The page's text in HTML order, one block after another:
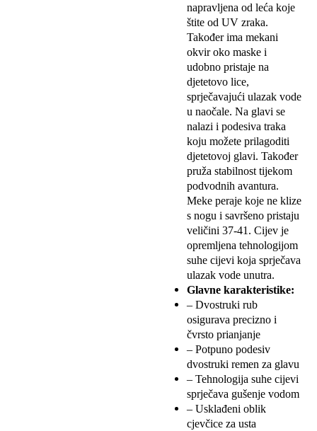
napravljena od leća koje
štite od UV zraka.
Također ima mekani
okvir oko maske i
udobno pristaje na
djetetovo lice,
sprječavajući ulazak vode
u naočale. Na glavi se
nalazi i podesiva traka
koju možete prilagoditi
djetetovoj glavi. Također
pruža stabilnost tijekom
podvodnih avantura.
Meke peraje koje ne klize
s nogu i savršeno pristaju
veličini 37-41. Cijev je
opremljena tehnologijom
suhe cijevi koja sprječava
ulazak vode unutra.
Glavne karakteristike:
– Dvostruki rub
osigurava precizno i ​​
čvrsto prianjanje
– Potpuno podesiv
dvostruki remen za glavu
– Tehnologija suhe cijevi
sprječava gušenje vodom
– Usklađeni oblik
cjevčice za usta